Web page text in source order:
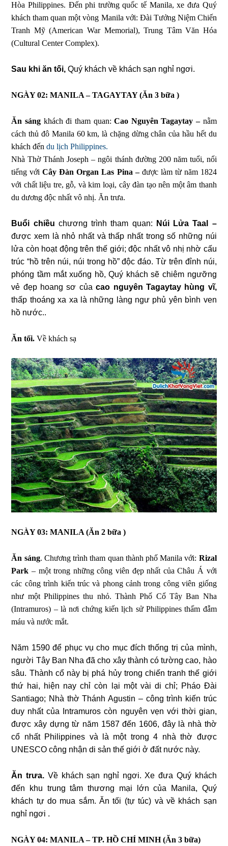
Hòa Philippines. Đến phi trường quốc tế Manila, xe đưa Quý
khách tham quan một vòng Manila với: Đài Tưởng Niệm Chiến
Tranh Mỹ (American War Memorial), Trung Tâm Văn Hóa
(Cultural Center Complex).
Sau khi ăn tối, Quý khách về khách sạn nghỉ ngơi.
NGÀY 02: MANILA – TAGAYTAY(Ăn 3 bữa )
Ăn sáng khách đi tham quan:Cao Nguyên Tagaytay –nằm
cách thủ đô Manila 60 km, là chặng dừng chân của hầu hết du
khách đếndu lịch Philippines.
Nhà Thờ Thánh Joseph – ngôi thánh đường 200 năm tuổi, nổi
tiếng vớiCây Đàn Organ Las Pina –được làm từ năm 1824
với chất liệu tre, gỗ, và kim loại, cây đàn tạo nên một âm thanh
du dương độc nhất vô nhị. Ăn trưa.
Buổi chiều chương trình tham quan: Núi Lửa Taal –
được xem là nhỏ nhất và thấp nhất trong số những núi
lửa còn hoạt động trên thế giới; độc nhất vô nhị nhờ cấu
trúc “hồ trên núi, núi trong hồ” độc đáo. Từ trên đỉnh núi,
phóng tầm mắt xuống hồ, Quý khách sẽ chiêm ngưỡng
vẻ đẹp hoang sơ của cao nguyên Tagaytay hùng vĩ,
thấp thoáng xa xa là những làng ngư phủ yên bình ven
hồ nước..
Ăn tối. Về khách sạ
NGÀY 03: MANILA (Ăn 2 bữa )
Ăn sáng. Chương trình tham quan thành phố Manila với: Rizal
Park – một trong những công viên đẹp nhất của Châu Á với
các công trình kiến trúc và phong cảnh trong công viên giống
như một Philippines thu nhỏ. Thành Phố Cổ Tây Ban Nha
(Intramuros) – là nơi chứng kiến lịch sử Philippines thấm đẫm
máu và nước mắt.
Năm 1590 để phục vụ cho mục đích thống trị của mình,
người Tây Ban Nha đã cho xây thành có tường cao, hào
sâu. Thành cổ này bị phá hủy trong chiến tranh thế giới
thứ hai, hiện nay chỉ còn lại một vài di chỉ; Pháo Đài
Santiago; Nhà thờ Thánh Agustin – công trình kiến trúc
duy nhất của Intramuros còn nguyên vẹn với thời gian,
được xây dựng từ năm 1587 đến 1606, đây là nhà thờ
cổ nhất Philippines và là một trong 4 nhà thờ được
UNESCO công nhận di sản thế giới ở đất nước này.
Ăn trưa. Về khách sạn nghỉ ngơi. Xe đưa Quý khách
đến khu trung tâm thương mại lớn của Manila, Quý
khách tự do mua sắm. Ăn tối (tự túc) và về khách sạn
nghỉ ngơi .
NGÀY 04: MANILA – TP. HỒ CHÍ MINH (Ăn 3 bữa)